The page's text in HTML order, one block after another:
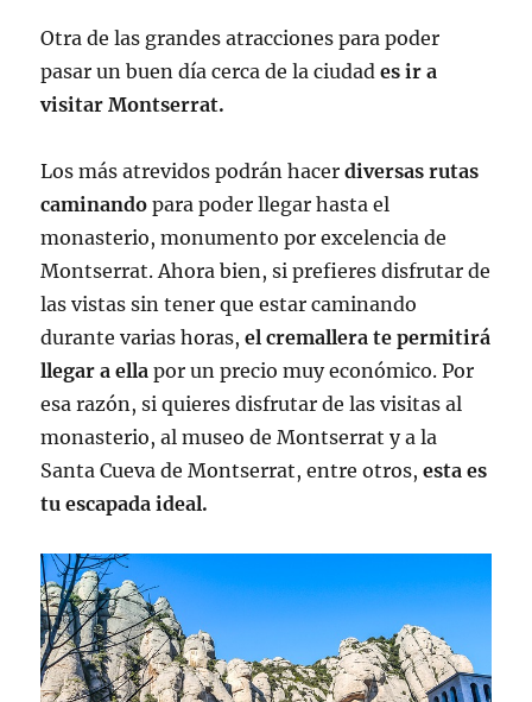
Otra de las grandes atracciones para poder
pasar un buen día cerca de la ciudades ir a
visitar Montserrat.
Los más atrevidos podrán hacerdiversas rutas
caminando para poder llegar hasta el
monasterio, monumento por excelencia de
Montserrat. Ahora bien, si prefieres disfrutar de
las vistas sin tener que estar caminando
durante varias horas, el cremallera te permitirá
llegar a ella por un precio muy económico. Por
esa razón, si quieres disfrutar de las visitas al
monasterio, al museo de Montserrat y a la
Santa Cueva de Montserrat, entre otros,esta es
tu escapada ideal.